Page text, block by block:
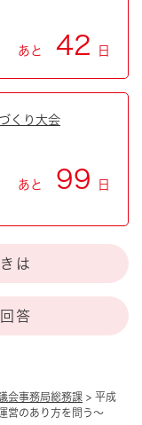
会事務局総務課 > 平成
のあり方を問う～
あと 42 日
くり大会
あと 99 日
は
答